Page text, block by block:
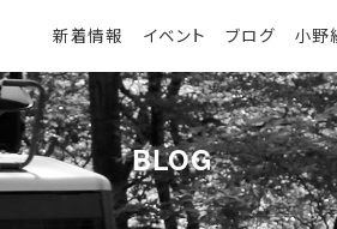
新着情報 イベント ブログ 小野
BLOG